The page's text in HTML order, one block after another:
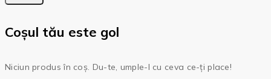
Coșul tău este gol
Niciun produs în coș. Du-te, umple-l cu ceva ce-ți place!